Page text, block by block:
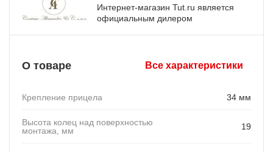
Интернет-магазин Tut.ru является
официальным дилером
О товаре Все характеристики
Крепление прицела 34 мм
Высота колец над поверхностью
монтажа, мм
19